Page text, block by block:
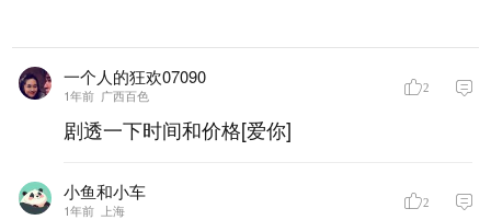
一个人的狂欢07090
1年前 广西百色 2
剧透一下时间和价格[爱你]
小鱼和小车
1年前 上海 2